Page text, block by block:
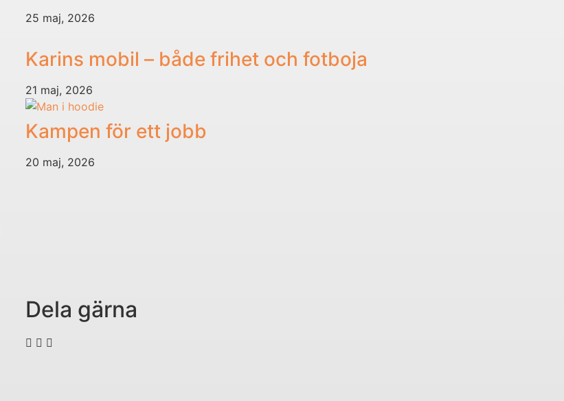
25 maj, 2026
Karins mobil – både frihet och fotboja
21 maj, 2026
Kampen för ett jobb
20 maj, 2026
Dela gärna